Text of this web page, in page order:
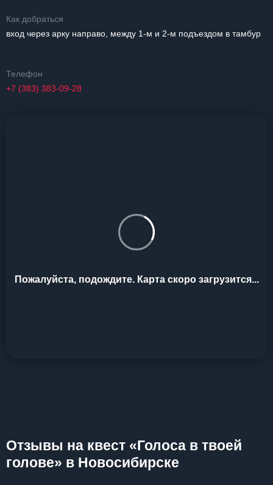
Как добраться
вход через арку направо, между 1-м и 2-м подъездом в тамбур
Телефон
+7 (383) 383-09-28
Пожалуйста, подождите. Карта скоро загрузится...
Отзывы на квест «Голоса в твоей
голове» в Новосибирске